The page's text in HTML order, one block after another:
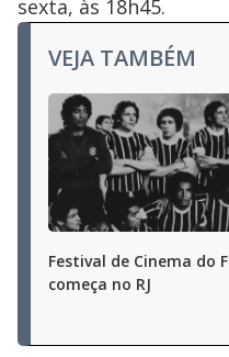
sexta, às 18h45.
VEJA TAMBÉM
Festival de Cinema do
começa no RJ